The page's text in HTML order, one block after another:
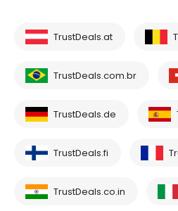
TrustDeals.at
TrustDeals.com.br
TrustDeals.de
TrustDeals.fi
TrustDeals.co.in